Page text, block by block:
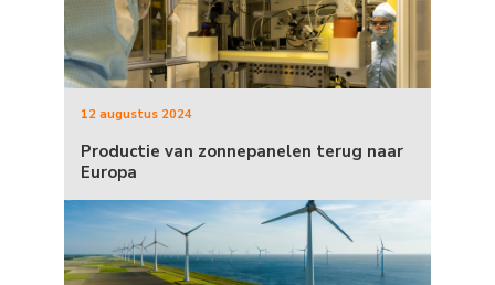
12 augustus 2024
Productie van zonnepanelen terug naar
Europa